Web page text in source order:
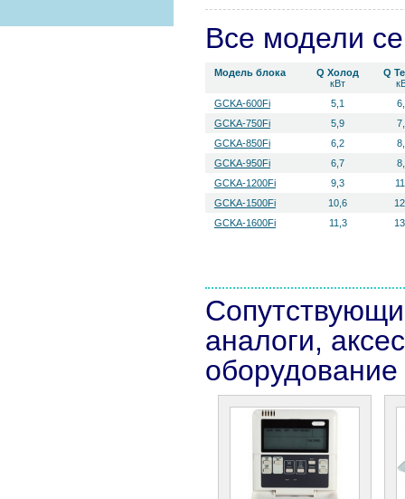
Все модели
Модель блока
Q Холод
кВт
Q
GCKA-600Fi
5,1
GCKA-750Fi
5,9
GCKA-850Fi
6,2
GCKA-950Fi
6,7
GCKA-1200Fi
9,3
GCKA-1500Fi
10,6
GCKA-1600Fi
11,3
аналоги,
оборудование